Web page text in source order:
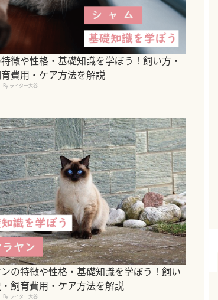
徴や性格・基礎知識を学ぼう！飼い方・
費用・ケア方法を解説
By ライター大谷
の特徴や性格・基礎知識を学ぼう！飼い
飼育費用・ケア方法を解説
By ライター大谷